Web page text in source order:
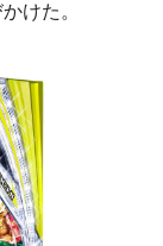
けた。